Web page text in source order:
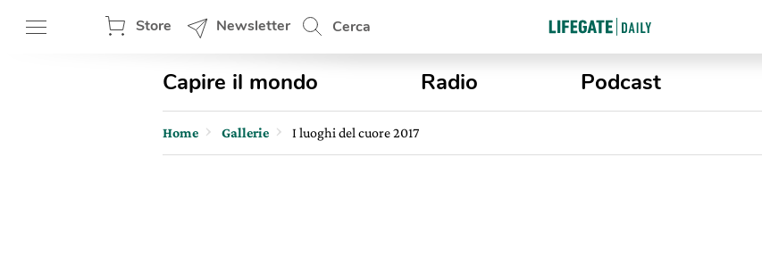
Store Newsletter Cerca
Capire il mondo Radio Podcast
Home Gallerie I luoghi del cuore 2017